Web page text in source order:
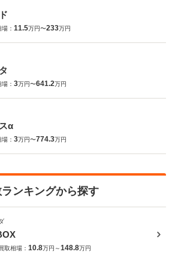
： 11.5万円〜233万円
： 3万円〜641.2万円
α
： 3万円〜774.3万円
ンキングから探す
取相場： 10.8万円～148.8万円